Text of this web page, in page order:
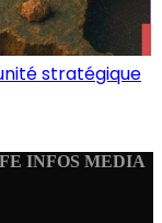
stratégique
INFOS MEDIA